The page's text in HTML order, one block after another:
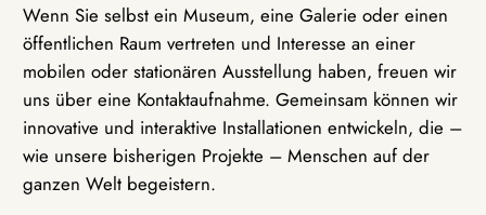
Wenn Sie selbst ein Museum, eine Galerie oder einen
öffentlichen Raum vertreten und Interesse an einer
mobilen oder stationären Ausstellung haben, freuen wir
uns über eine Kontaktaufnahme. Gemeinsam können wir
innovative und interaktive Installationen entwickeln, die –
wie unsere bisherigen Projekte – Menschen auf der
ganzen Welt begeistern.